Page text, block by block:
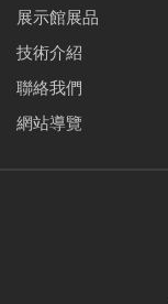
展示館展品
技術介紹
聯絡我們
網站導覽